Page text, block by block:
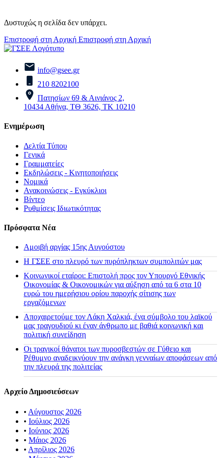
Δυστυχώς η σελίδα δεν υπάρχει.
Επιστροφή στη Αρχική Επιστροφή στη Αρχική
info@gsee.gr
210 8202100
Πατησίων 69 & Αινιάνος 2,
10434 Αθήνα, ΤΘ 3626, ΤΚ 10210
Ενημέρωση
Δελτία Τύπου
Γενικά
Γραμματείες
Εκδηλώσεις - Κινητοποιήσεις
Νομικά
Ανακοινώσεις - Εγκύκλιοι
Βίντεο
Ρυθμίσεις Ιδιωτικότητας
Πρόσφατα Νέα
Αμοιβή αργίας 15ης Αυγούστου
H ΓΣΕΕ στο πλευρό των πυρόπληκτων συμπολιτών μας
Κοινωνικοί εταίροι: Επιστολή προς τον Υπουργό Εθνικής
Οικονομίας & Οικονομικών για αύξηση από τα 6 στα 10
ευρώ του ημερήσιου ορίου παροχής σίτισης των
εργαζόμενων
Αποχαιρετούμε τον Λάκη Χαλκιά, ένα σύμβολο του λαϊκού
μας τραγουδιού κι έναν άνθρωπο με βαθιά κοινωνική και
πολιτική συνείδηση
Οι τραγικοί θάνατοι των πυροσβεστών σε Γύθειο και
Ρέθυμνο αναδεικνύουν την ανάγκη γενναίων αποφάσεων από
την πλευρά της πολιτείας
Αρχείο Δημοσιεύσεων
• Αύγουστος 2026
• Ιούλιος 2026
• Ιούνιος 2026
• Μάιος 2026
• Απρίλιος 2026